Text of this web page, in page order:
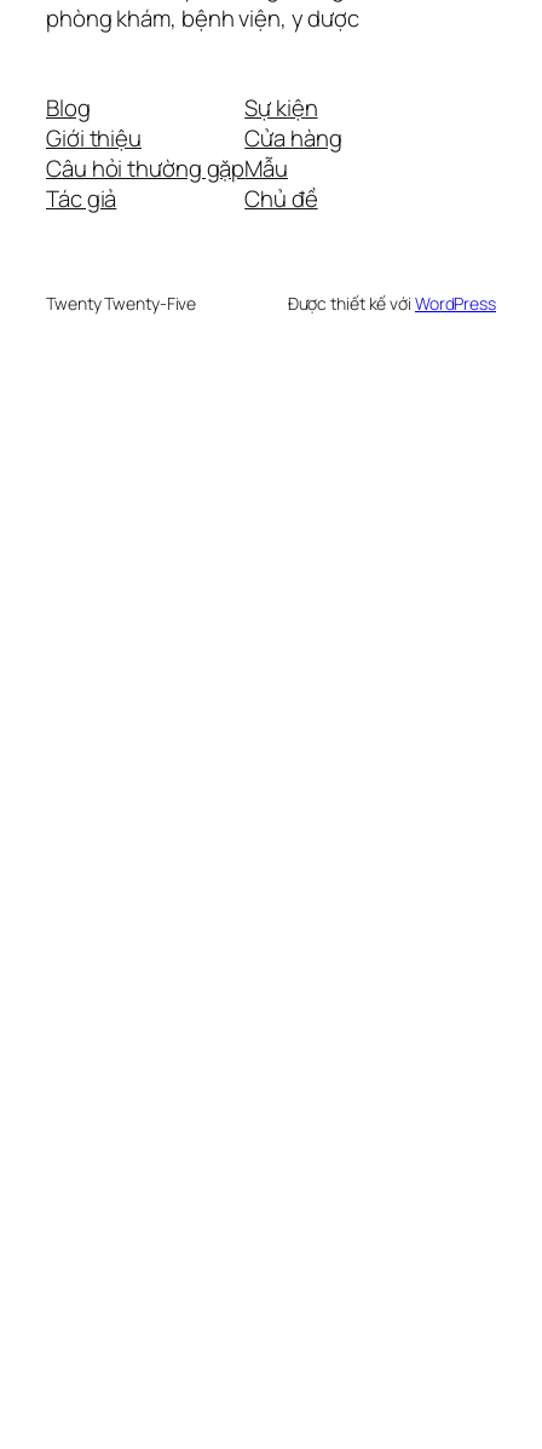
phòng khám, bệnh viện, y dược
Blog
Giới thiệu
Câu hỏi thường gặp
Tác giả
Sự kiện
Cửa hàng
Mẫu
Chủ đề
Twenty Twenty-Five Được thiết kế với WordPress